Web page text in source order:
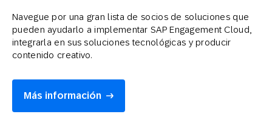
Navegue por una gran lista de socios de soluciones que
pueden ayudarlo a implementar SAP Engagement Cloud,
integrarla en sus soluciones tecnológicas y producir
contenido creativo.
Más información